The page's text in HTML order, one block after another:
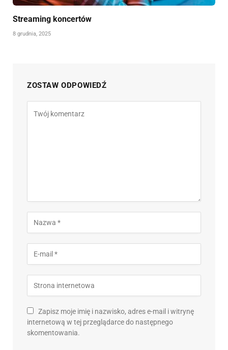
Streaming koncertów
8 grudnia, 2025
ZOSTAW ODPOWIEDŹ
Zapisz moje imię i nazwisko, adres e-mail i witrynę
internetową w tej przeglądarce do następnego
skomentowania.